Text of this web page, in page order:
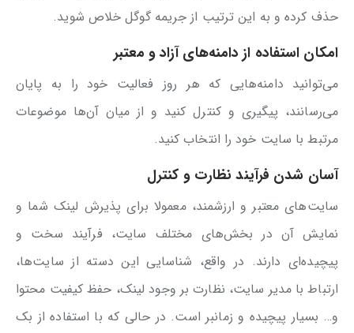
حذف کرده و به این ترتیب از جریمه گوگل خلاص شوید.
امکان استفاده از دامنه‌های آزاد و معتبر
می‌توانید دامنه‌هایی که هر روز فعالیت خود را به پایان
می‌رسانند، پیگیری و کنترل کنید و از میان آن‌ها موضوعات
مرتبط با سایت خود را انتخاب کنید.
آسان شدن فرآیند نظارت و کنترل
سایت‌های معتبر و ارزشمند، معمولا برای پذیرش لینک شما و
نمایش آن در بخش‌های مختلف سایت، فرآیند سخت و
پیچیده‌ای دارند. در واقع، شناسایی این دسته از سایت‎‌ها،
ارتباط با مدیر سایت، نظارت بر وجود لینک، حفظ کیفیت محتوا
و… بسیار پیچیده و زمانبر است. در حالی که با استفاده از بک